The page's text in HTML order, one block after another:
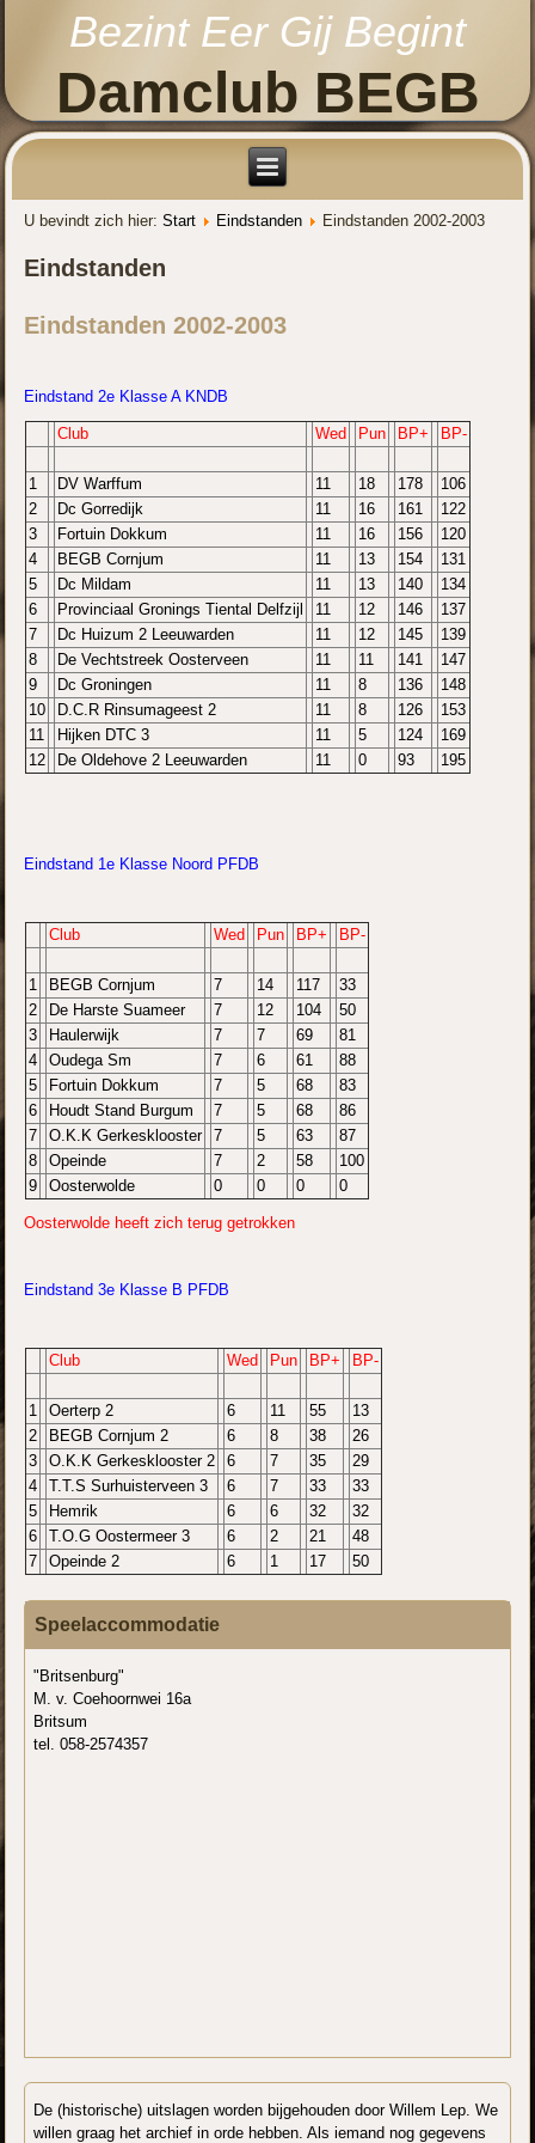
Bezint Eer Gij Begint
Damclub BEGB
U bevindt zich hier:Start Eindstanden Eindstanden 2002-2003
Eindstanden
Eindstanden 2002-2003
Eindstand 2e Klasse A KNDB
Club Wed Pun BP+ BP-
1 DV Warffum 11 18 178
106
2
Dc Gorredijk 11 16 161
122
3
Fortuin Dokkum 11 16 156
120
4
BEGB Cornjum 11 13 154
131
5
Dc Mildam 11 13 140
134
6
Provinciaal Gronings Tiental Delfzijl 11 12 146
137
7
Dc Huizum 2 Leeuwarden 11 12 145
139
8
De Vechtstreek Oosterveen 11 11 141
147
9
Dc Groningen 11 8 136
148
10
D.C.R Rinsumageest 2 11 8 126
153
11
Hijken DTC 3 11 5 124
169
12
De Oldehove 2 Leeuwarden 11 0 93 195
Eindstand 1e Klasse Noord PFDB
Club Wed Pun BP+ BP-
1 BEGB Cornjum 7 14 117
33
2
De Harste Suameer 7 12 104
50
3
Haulerwijk 7 7 69
81
4
Oudega Sm 7 6 61
88
5
Fortuin Dokkum 7 5 68
83
6
Houdt Stand Burgum 7 5 68
86
7
O.K.K Gerkesklooster 7 5 63
87
8
Opeinde 7 2 58
100
9
Oosterwolde 0 0 0 0
Oosterwolde heeft zich terug getrokken
Eindstand 3e Klasse B PFDB
Club Wed Pun BP+ BP-
1 Oerterp 2 6 11 55
13
2
BEGB Cornjum 2 6 8 38
26
3
O.K.K Gerkesklooster 2 6 7 35
29
4
T.T.S Surhuisterveen 3 6 7 33
33
5
Hemrik 6 6 32
32
6
T.O.G Oostermeer 3 6 2 21
48
7
Opeinde 2 6 1 17 50
Speelaccommodatie
"Britsenburg"
M. v. Coehoornwei 16a
Britsum
tel. 058-2574357
De (historische) uitslagen worden bijgehouden door Willem Lep. We
willen graag het archief in orde hebben. Als iemand nog gegevens